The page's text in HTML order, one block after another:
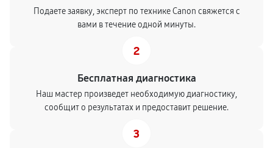
Подаете заявку, эксперт по технике Canon свяжется с
вами в течение одной минуты.
2
Бесплатная диагностика
Наш мастер произведет необходимую диагностику,
сообщит о результатах и предоставит решение.
3